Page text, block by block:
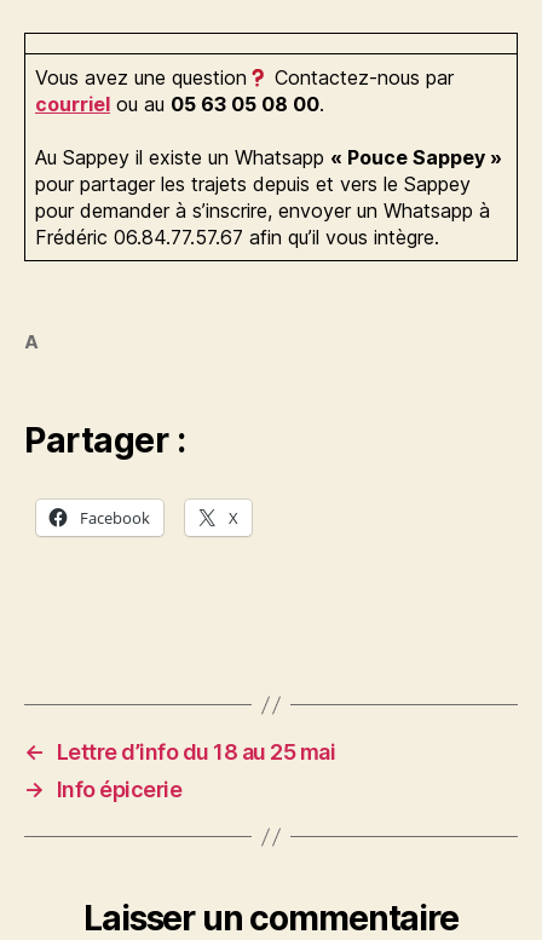
Vous avez une question
Contactez-nous par
courriel ou au 05 63 05 08 00.
Au Sappey il existe un Whatsapp « Pouce Sappey »
pour partager les trajets depuis et vers le Sappey
pour demander à s’inscrire, envoyer un Whatsapp à
Frédéric 06.84.77.57.67 afin qu’il vous intègre.
A
Partager :
Facebook X
←
Lettre d’info du 18 au 25 mai
→
Info épicerie
Laisser un commentaire